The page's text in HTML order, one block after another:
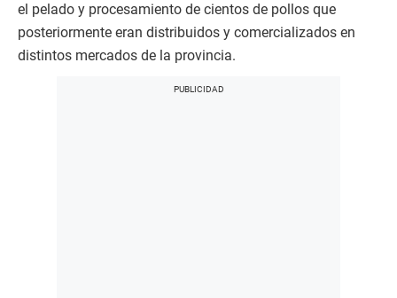
el pelado y procesamiento de cientos de pollos que
posteriormente eran distribuidos y comercializados en
distintos mercados de la provincia.